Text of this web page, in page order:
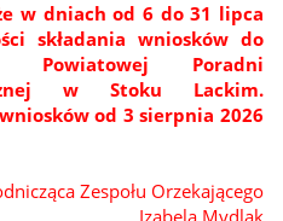
w dniach od 6 do 31 lipca
składania wniosków do
Powiatowej Poradni
w Stoku Lackim.
od 3 sierpnia 2026
Zespołu Orzekającego